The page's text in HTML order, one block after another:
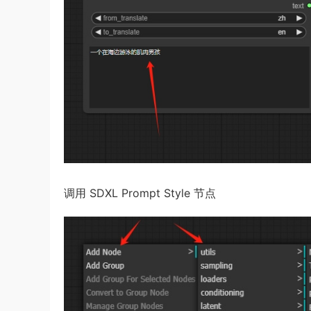
调用 SDXL Prompt Style 节点